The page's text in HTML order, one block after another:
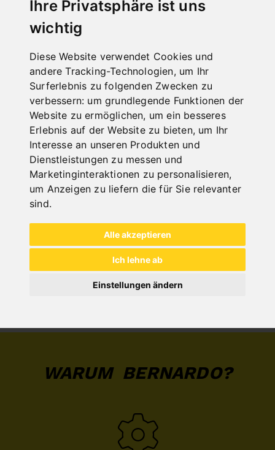
Ihre Privatsphäre ist uns
wichtig
Diese Website verwendet Cookies und
andere Tracking-Technologien, um Ihr
Surferlebnis zu folgenden Zwecken zu
verbessern: um grundlegende Funktionen der
Website zu ermöglichen, um ein besseres
Erlebnis auf der Website zu bieten, um Ihr
Interesse an unseren Produkten und
Dienstleistungen zu messen und
Marketinginteraktionen zu personalisieren,
um Anzeigen zu liefern die für Sie relevanter
sind.
Alle akzeptieren
Ich lehne ab
Einstellungen ändern
METALL
ALLE ANZEIGEN
METALLBEARBEITUNG ZUBEHÖR METALL
WARUM BERNARDO?